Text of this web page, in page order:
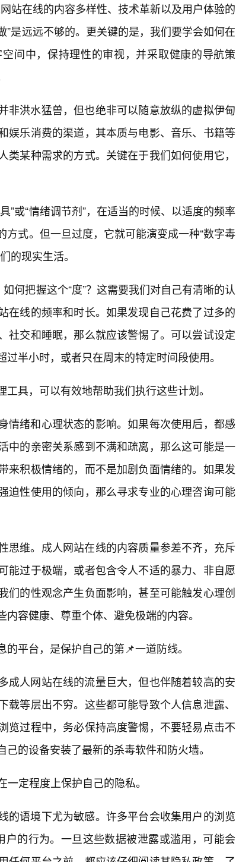
站在线的内容多样性、技术革新以及用户体验的
”是远远不够的。更关键的是，我们要学会如何在
间中，保持理性的审视，并采取健康的导航策
非洪水猛兽，但也绝非可以随意放纵的虚拟伊甸
娱乐消费的渠道，其本质与电影、音乐、书籍等
某种需求的方式。关键在于我们如何使用它，
”或“情绪调节剂”，在适当的时候、以适度的频率
式。但一旦过度，它就可能演变成一种“数字毒
的现实生活。
何把握这个“度”？这需要我们对自己有清晰的认
在线的频率和时长。如果发现自己花费了过多的
社交和睡眠，那么就应该警惕了。可以尝试设定
半小时，或者只在周末的特定时间段使用。
具，可以有效地帮助我们执行这些计划。
情绪和心理状态的影响。如果每次使用后，都感
中的亲密关系感到不满和疏离，那么这可能是一
来积极情绪的，而不是加剧负面情绪的。如果发
迫性使用的倾向，那么寻求专业的心理咨询可能
思维。成人网站在线的内容质量参差不齐，充斥
能过于极端，或者包含令人不适的暴力、非自愿
们的性观念产生负面影响，甚至可能触发心理创
容健康、尊重个体、避免极端的内容。
平台，是保护自己的第📌一道防线。
成人网站在线的流量巨大，但也伴随着较高的安
等层出不穷。这些都可能导致个人信息泄露、
览过程中，务必保持高度警惕，不要轻易点击不
的设备安装了最新的杀毒软件和防火墙。
定程度上保护自己的隐私。
的语境下尤为敏感。许多平台会收集用户的浏览
的行为。一旦这些数据被泄露或滥用，可能会